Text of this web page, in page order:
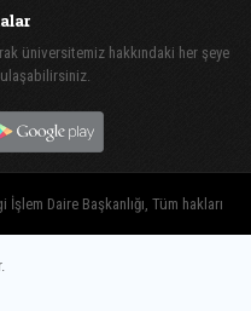
üniversitemiz hakkındaki her şeye
Daire Başkanlığı, Tüm hakları